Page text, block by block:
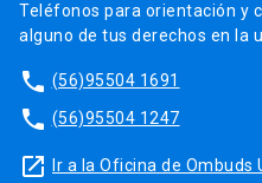
Teléfonos para orientación y
alguno de tus derechos en la
phone (56)95504 1691
phone (56)95504 1247
launch Ir a la Oficina de Ombuds